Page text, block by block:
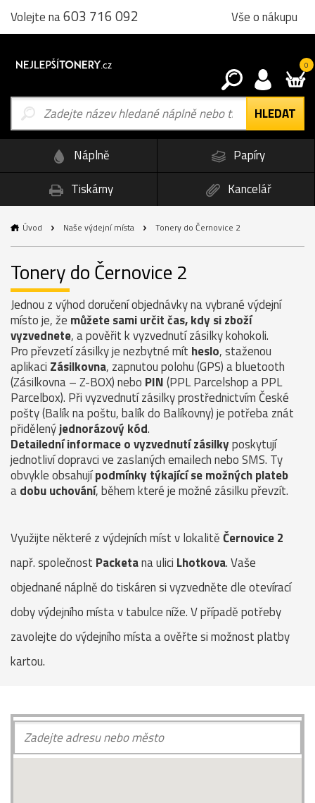
Volejte na603 716 092 Vše o nákupu
0
Náplně
Papíry
Tiskárny
Kancelář
Úvod Naše výdejní místa Tonery do Černovice 2
Tonery do Černovice 2
Jednou z výhod doručení objednávky na vybrané výdejní
místo je, že můžete sami určit čas, kdy si zboží
vyzvednete, a pověřit k vyzvednutí zásilky kohokoli.
Pro převzetí zásilky je nezbytné mít heslo, staženou
aplikaci Zásilkovna, zapnutou polohu (GPS) a bluetooth
(Zásilkovna – Z-BOX) nebo PIN(PPL Parcelshop a PPL
Parcelbox). Při vyzvednutí zásilky prostřednictvím České
pošty (Balík na poštu, balík do Balíkovny) je potřeba znát
přidělenýjednorázový kód.
Detailední informace o vyzvednutí zásilkyposkytují
jednotliví dopravci ve zaslaných emailech nebo SMS. Ty
obvykle obsahujípodmínky týkající se možných plateb
adobu uchování, během které je možné zásilku převzít.
Využijte některé z výdejních míst v lokalitěČernovice 2
např. společnost Packetana ulici Lhotkova. Vaše
objednané náplně do tiskáren si vyzvedněte dle otevírací
doby výdejního místa v tabulce níže. V případě potřeby
zavolejte do výdejního místa a ověřte si možnost platby
kartou.